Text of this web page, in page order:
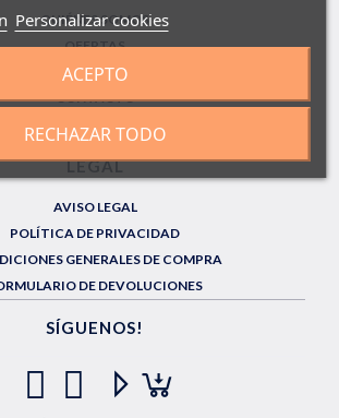
QUIÉNES SOMOS
OFERTAS
SOBRE ENVÍOS
CONTACTO
EN PEDIDOS SUPERIORES A 60€
LEGAL
AVISO LEGAL
POLÍTICA DE PRIVACIDAD
GENERALES DE COMPRA
DE DEVOLUCIONES
SÍGUENOS!
Personalizar cookies
RECHAZAR TODO
ACEPTO